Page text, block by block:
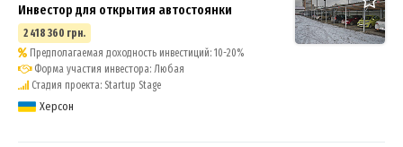
Инвестор для открытия автостоянки
2 418 360 грн.
Предполагаемая доходность инвестиций: 10-20%
Форма участия инвестора: Любая
Стадия проекта: Startup Stage
Херсон